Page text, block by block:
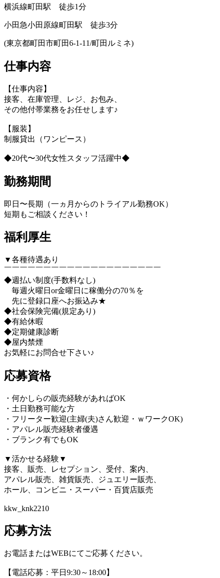
横浜線町田駅 徒歩1分
小田急小田原線町田駅 徒歩3分
(東京都町田市町田6-1-11/町田ルミネ)
仕事内容
【仕事内容】
接客、在庫管理、レジ、お包み、
その他付帯業務をお任せします♪
【服装】
制服貸出（ワンピース）
◆20代〜30代女性スタッフ活躍中◆
勤務期間
即日〜長期（一ヵ月からのトライアル勤務OK）
短期もご相談ください！
福利厚生
▼各種待遇あり
￣￣￣￣￣￣￣￣￣￣￣￣￣￣￣￣￣￣￣￣
◆週払い制度(手数料なし)
毎週火曜日or金曜日に稼働分の70％を
先に登録口座へお振込み★
◆社会保険完備(規定あり)
◆有給休暇
◆定期健康診断
◆屋内禁煙
お気軽にお問合せ下さい♪
応募資格
・何かしらの販売経験があればOK
・土日勤務可能な方
・フリーター歓迎(主婦(夫)さん歓迎・ｗワークOK)
・アパレル販売経験者優遇
・ブランク有でもOK
▼活かせる経験▼
接客、販売、レセプション、受付、案内、
アパレル販売、雑貨販売、ジュエリー販売、
ホール、コンビニ・スーパー・百貨店販売
kkw_knk2210
応募方法
お電話またはWEBにてご応募ください。
【電話応募：平日9:30～18:00】